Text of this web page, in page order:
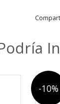
-10%